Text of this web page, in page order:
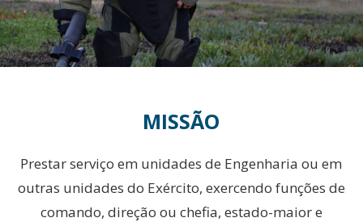
MISSÃO
Prestar serviço em unidades de Engenharia ou em
outras unidades do Exército, exercendo funções de
comando, direção ou chefia, estado-maior e